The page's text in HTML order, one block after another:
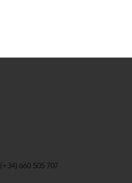
(+34) 660 505 707